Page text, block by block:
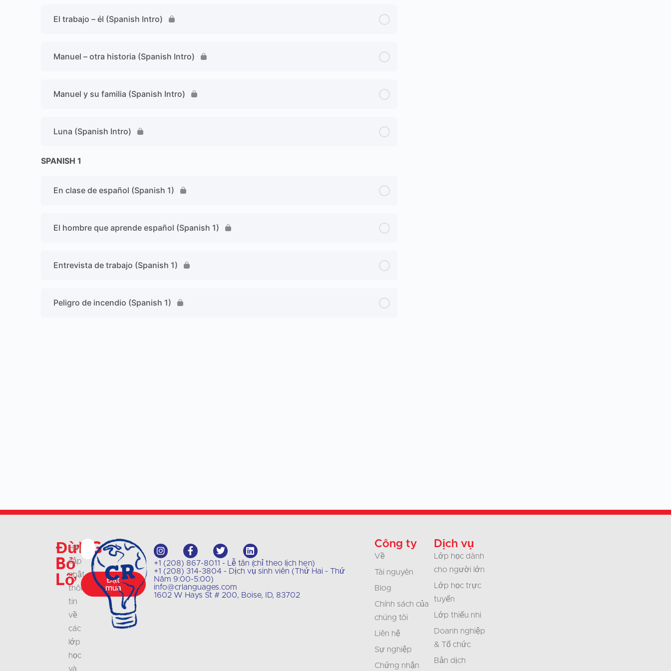
El trabajo – él (Spanish Intro)
Manuel – otra historia (Spanish Intro)
Manuel y su familia (Spanish Intro)
Luna (Spanish Intro)
SPANISH 1
En clase de español (Spanish 1)
El hombre que aprende español (Spanish 1)
Entrevista de trabajo (Spanish 1)
Peligro de incendio (Spanish 1)
Đừng
bỏ
lỡ
Hãy
cập
nhật
thông
tin
về
các
lớp
học
và
Đặt
mua
+1 (208) 867-8011 - Lễ tân (chỉ theo lịch hẹn)
+1 (208) 314-3804 - Dịch vụ sinh viên (Thứ Hai - Thứ
Năm 9:00-5:00)
info@crlanguages.com
1602 W Hays St # 200, Boise, ID, 83702
Công ty
Về
Tài nguyên
Blog
Chính sách của
chúng tôi
Liên hệ
Sự nghiệp
Chứng nhận
Dịch vụ
Lớp học dành
cho người lớn
Lớp học trực
tuyến
Lớp thiếu nhi
Doanh nghiệp
& Tổ chức
Bản dịch